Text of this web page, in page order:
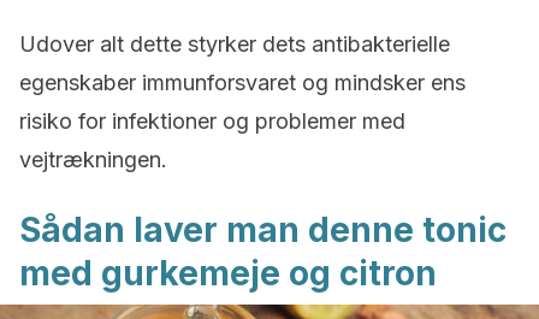
Udover alt dette styrker dets antibakterielle
egenskaber immunforsvaret og mindsker ens
risiko for infektioner og problemer med
vejtrækningen.
Sådan laver man denne tonic
med gurkemeje og citron